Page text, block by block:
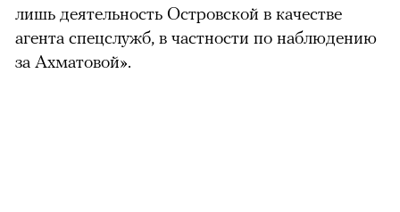
лишь деятельность Островской в качестве
агента спецслужб, в частности по наблюдению
за Ахматовой».